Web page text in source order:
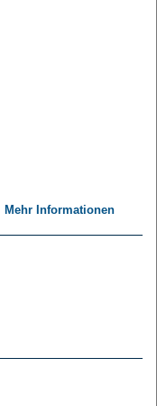
Mehr Informationen